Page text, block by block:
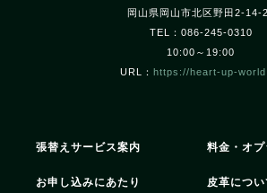
岡山県岡山市北区野田2-14-
TEL：086-245-0310
10:00～19:00
URL： https://heart-up-
張替えサービス案内 料金・オプ
お申し込みにあたり 皮革につい